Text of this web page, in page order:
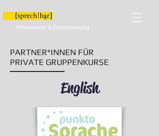
Firmenkurse & Einzelcoaching
PARTNER*INNEN FÜR
PRIVATE GRUPPENKURSE
English